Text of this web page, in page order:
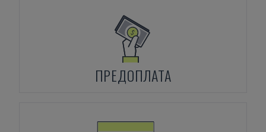
ПРЕДОПЛАТА